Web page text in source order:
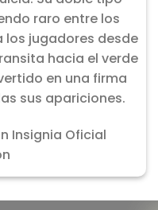
raro entre los
los jugadores desde
hacia el verde
en una firma
sus apariciones.
Insignia Oficial